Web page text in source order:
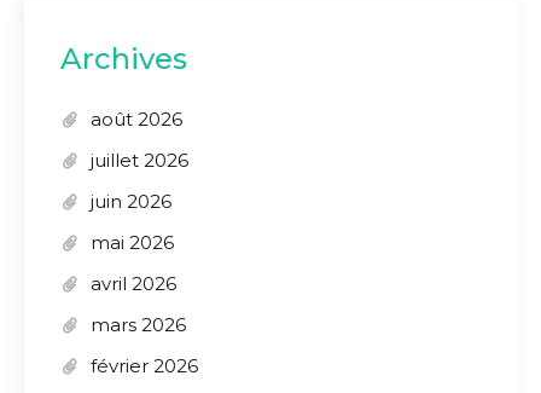
Archives
août 2026
juillet 2026
juin 2026
mai 2026
avril 2026
mars 2026
février 2026